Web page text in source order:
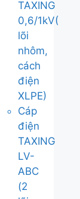
TAXING
0,6/1kV(
lõi
nhôm,
cách
điện
XLPE)
Cáp
điện
TAXING
LV-
ABC
(2